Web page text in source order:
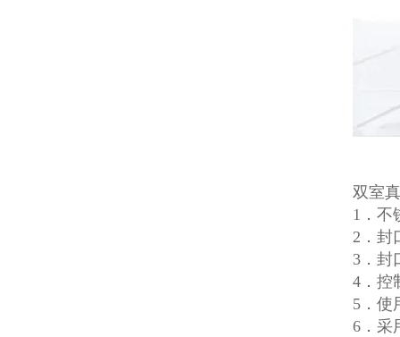
双室
1．不
2．封
3．封
4．控
5．使
6．采